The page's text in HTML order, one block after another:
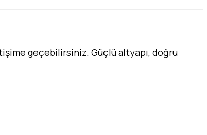
geçebilirsiniz. Güçlü altyapı, doğru